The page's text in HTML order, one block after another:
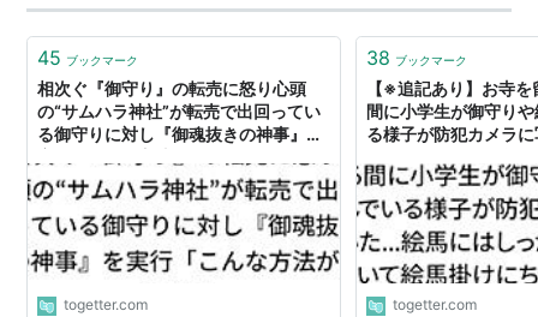
國神社
45 ブックマーク
相次ぐ『御守り』の転売に怒り心頭
の“サムハラ神社”が転売で出回ってい
る御守りに対し『御魂抜きの神事』を
togetter.com
38 ブックマーク
【※追記あり】お寺
間に小学生が御守り
る様子が防犯カメラ
掛けにちゃんと奉納
togetter.com